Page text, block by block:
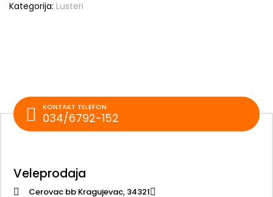
Kategorija: Lusteri
KONTAKT TELEFON
034/6792-152
Veleprodaja
Cerovac bb Kragujevac, 34321